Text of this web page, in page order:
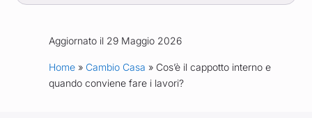
Aggiornato il 29 Maggio 2026
Home» Cambio Casa » Cos’è il cappotto interno e
quando conviene fare i lavori?